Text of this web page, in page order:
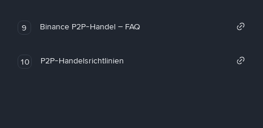
9 Binance P2P-Handel – FAQ
10 P2P-Handelsrichtlinien